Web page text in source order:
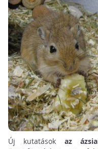
Új kutatások az